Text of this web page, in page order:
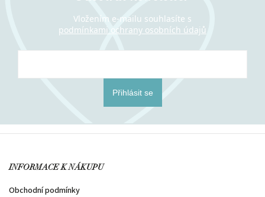
Vložením e-mailu souhlasíte s
podmínkami ochrany osobních údajů
Přihlásit se
INFORMACE K NÁKUPU
Obchodní podmínky